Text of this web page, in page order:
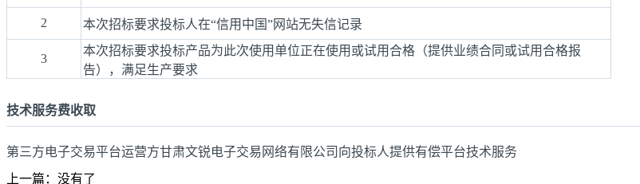
2 本次招标要求投标人在“信用中国”网站无失信记录
3
本次招标要求投标产品为此次使用单位正在使用或试用合格（提供业绩合同或试用合格报
告），满足生产要求
技术服务费收取
第三方电子交易平台运营方甘肃文锐电子交易网络有限公司向投标人提供有偿平台技术服务
上一篇：没有了